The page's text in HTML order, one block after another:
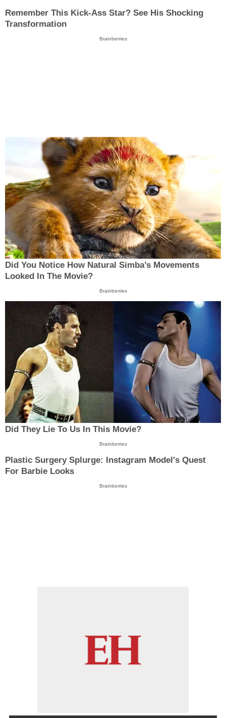
Remember This Kick-Ass Star? See His Shocking
Transformation
Brainberries
Did You Notice How Natural Simba’s Movements
Looked In The Movie?
Brainberries
Did They Lie To Us In This Movie?
Brainberries
Plastic Surgery Splurge: Instagram Model's Quest
For Barbie Looks
Brainberries